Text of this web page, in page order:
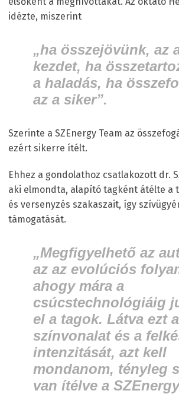
idézte, miszerint
„ha összejövünk, az
kezdet, ha
a haladás, ha
az a siker”.
Szerinte a SZEnergy Team az
ezért sikerre ítélt.
Ehhez a gondolathoz csatlakozott dr.
aki elmondta, alapító tagként átélte a
és versenyzés szakaszait, így
támogatását.
„Megfigyelhető az
az az evolúciós
ahogy mára a
csúcstechnológiáig
el a tagok. Látva ezt a
színvonalat és a
intenzitását, azt kell
mondanom, tényleg
van ítélve a